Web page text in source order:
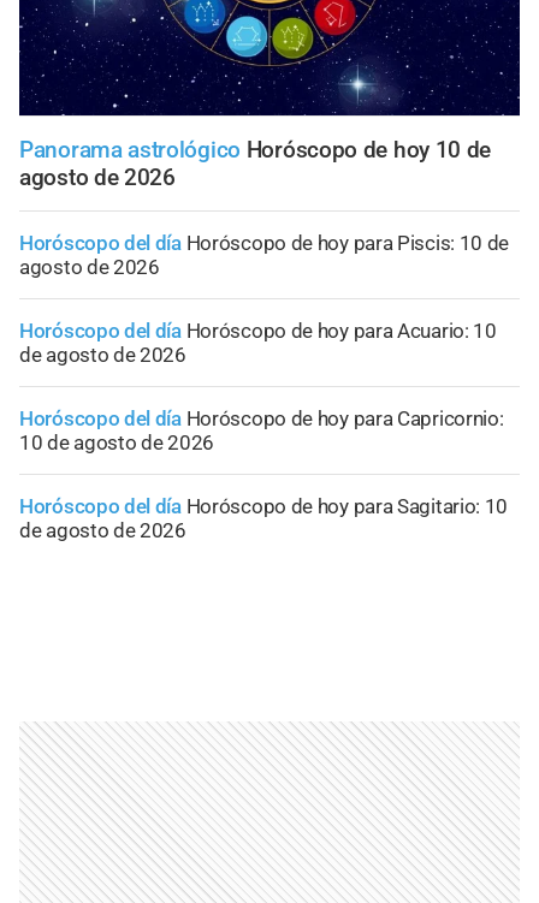
Panorama astrológico Horóscopo de hoy 10 de
agosto de 2026
Horóscopo del día Horóscopo de hoy para Piscis: 10 de
agosto de 2026
Horóscopo del día Horóscopo de hoy para Acuario: 10
de agosto de 2026
Horóscopo del día Horóscopo de hoy para Capricornio:
10 de agosto de 2026
Horóscopo del día Horóscopo de hoy para Sagitario: 10
de agosto de 2026